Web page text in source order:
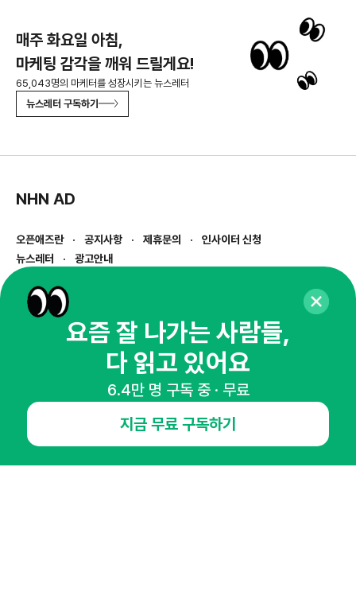
매주 화요일 아침,
마케팅 감각을 깨워 드릴게요!
65,043명의 마케터를 성장시키는 뉴스레터
뉴스레터 구독하기
NHN AD
오픈애즈란 공지사항 제휴문의
인사이터 신청
뉴스레터
광고안내
경기도 성남시 분당구 대왕판교로645번길 16
사업자등록번호 : 144-81-27690(
통신판매업신고번호 : 2014-경기성남-1023
호스팅서비스사업자 : 오픈애즈
1800-2198
openads@openads.co.kr
이용약관
instagramthreadkakaotalk
요즘 잘 나가는 사람들,
다 읽고 있어요
6.4만 명 구독 중 · 무료
지금 무료 구독하기